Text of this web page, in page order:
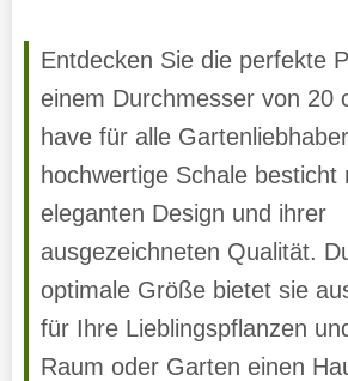
Entdecken Sie die perfekte
einem Durchmesser von 20
have für alle
hochwertige Schale besticht
eleganten Design und ihrer
ausgezeichneten Qualität.
optimale Größe bietet sie
für Ihre Lieblingspflanzen
Raum oder Garten einen